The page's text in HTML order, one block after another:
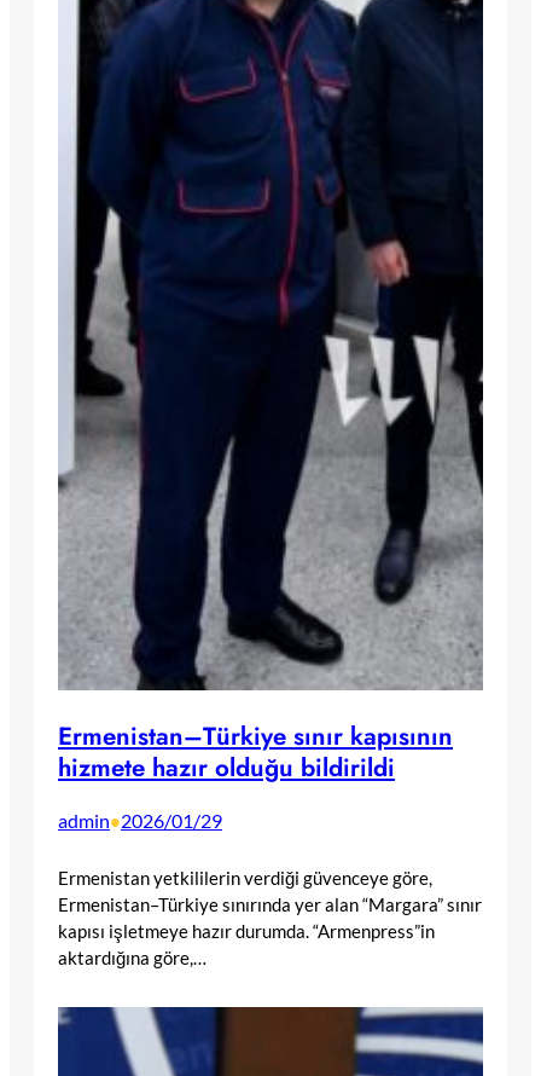
Ermenistan–Türkiye sınır kapısının
hizmete hazır olduğu bildirildi
admin•2026/01/29
Ermenistan yetkililerin verdiği güvenceye göre,
Ermenistan–Türkiye sınırında yer alan “Margara” sınır
kapısı işletmeye hazır durumda. “Armenpress”in
aktardığına göre,…